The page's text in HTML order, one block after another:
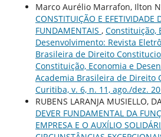
Marco Aurélio Marrafon, Ilton
CONSTITUIÇÃO E EFETIVIDADE
FUNDAMENTAIS , Constituição,
Desenvolvimento: Revista
Brasileira de Direito
Constituição, Economia e
Academia Brasileira de Direito
Curitiba, v. 6, n. 11, ago./dez.
RUBENS LARANJA MUSIELLO,
DEVER FUNDAMENTAL DA
EMPRESA E O AUXÍLIO